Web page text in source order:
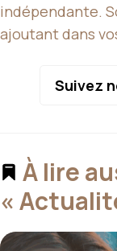
indépendante.
ajoutant dans
Suivez
À lire
«